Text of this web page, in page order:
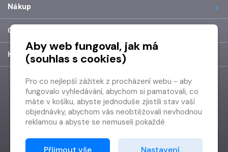
Nákup
O společnosti
Kontakt
Aby web fungoval, jak má
(souhlas s cookies)
Pro co nejlepší zážitek z procházení webu - aby
fungovalo vyhledávání, abychom si pamatovali, co
máte v košíku, abyste jednoduše zjistili stav vaší
objednávky, abychom vás neobtěžovali nevhodnou
reklamou a abyste se nemuseli pokaždé
Proto od vás potřebujeme souhlas se
Přijmout vše Nastavení